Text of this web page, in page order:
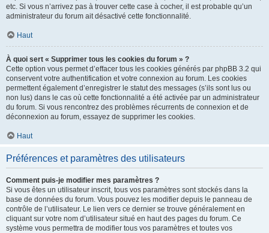
etc. Si vous n’arrivez pas à trouver cette case à cocher, il est probable qu’un
administrateur du forum ait désactivé cette fonctionnalité.
Haut
À quoi sert « Supprimer tous les cookies du forum » ?
Cette option vous permet d’effacer tous les cookies générés par phpBB 3.2 qui
conservent votre authentification et votre connexion au forum. Les cookies
permettent également d’enregistrer le statut des messages (s’ils sont lus ou
non lus) dans le cas où cette fonctionnalité a été activée par un administrateur
du forum. Si vous rencontrez des problèmes récurrents de connexion et de
déconnexion au forum, essayez de supprimer les cookies.
Haut
Préférences et paramètres des utilisateurs
Comment puis-je modifier mes paramètres ?
Si vous êtes un utilisateur inscrit, tous vos paramètres sont stockés dans la
base de données du forum. Vous pouvez les modifier depuis le panneau de
contrôle de l’utilisateur. Le lien vers ce dernier se trouve généralement en
cliquant sur votre nom d’utilisateur situé en haut des pages du forum. Ce
système vous permettra de modifier tous vos paramètres et toutes vos